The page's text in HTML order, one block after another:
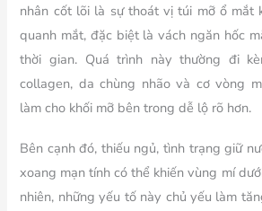
nhân cốt lõi là sự thoát vị túi mỡ ổ mắt
quanh mắt, đặc biệt là vách ngăn hốc
thời gian. Quá trình này thường đi
collagen, da chùng nhão và cơ vòng
làm cho khối mỡ bên trong dễ lộ rõ hơn.
Bên cạnh đó, thiếu ngủ, tình trạng giữ
xoang mạn tính có thể khiến vùng mí
nhiên, những yếu tố này chủ yếu làm